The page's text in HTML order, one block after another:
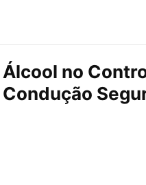
Álcool no
Condução